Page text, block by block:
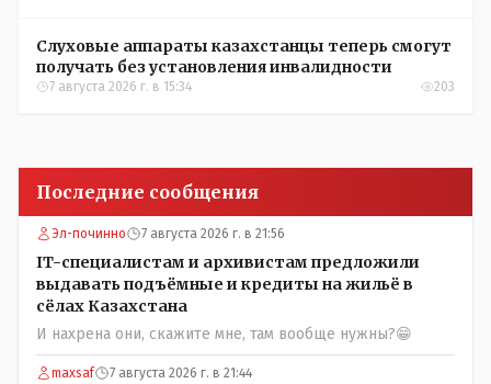
Слуховые аппараты казахстанцы теперь смогут
получать без установления инвалидности
7 августа 2026 г. в 15:34 203
Последние сообщения
Эл-починно 7 августа 2026 г. в 21:56
IT-специалистам и архивистам предложили
выдавать подъёмные и кредиты на жильё в
сёлах Казахстана
И нахрена они, скажите мне, там вообще нужны?😁
maxsaf 7 августа 2026 г. в 21:44